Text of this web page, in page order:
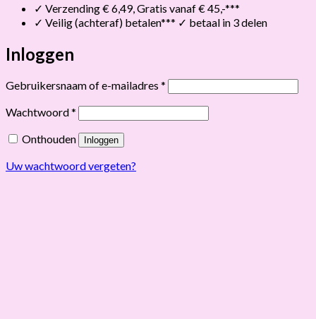
✓ Verzending € 6,49, Gratis vanaf € 45,-***
✓ Veilig (achteraf) betalen*** ✓ betaal in 3 delen
Inloggen
Gebruikersnaam of e-mailadres * Vereist
Wachtwoord* Vereist
Onthouden Inloggen
Uw wachtwoord vergeten?